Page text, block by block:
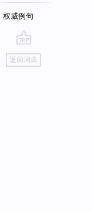
权威例句
go
top
返回词典